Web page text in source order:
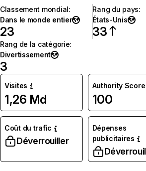
Classement mondial:
Dans le monde entier
23
Rang du pays:
États-Unis
33
Rang de la catégorie:
Divertissement
3
Visites
1,26 Md
Authority Score
100
Coût du trafic
Déverrouiller
Dépenses
publicitaires